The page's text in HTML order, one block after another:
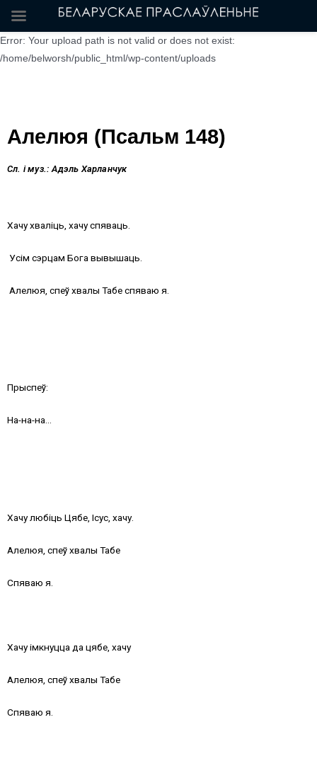
Error: Your upload path is not valid or does not exist:
/home/belworsh/public_html/wp-content/uploads
Алелюя (Псальм 148)
Сл. і муз.: Адэль Харланчук
Хачу хваліць, хачу спяваць.
Усім сэрцам Бога вывышаць.
Алелюя, спеў хвалы Табе спяваю я.
Прыспеў:
На-на-на…
Хачу любіць Цябе, Ісус, хачу.
Алелюя, спеў хвалы Табе
Спяваю я.
Хачу імкнуцца да цябе, хачу
Алелюя, спеў хвалы Табе
Спяваю я.